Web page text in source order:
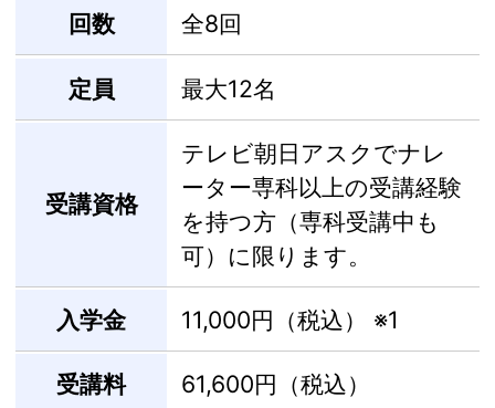
回数 全8回
定員 最大12名
受講資格
テレビ朝日アスクでナレ
ーター専科以上の受講経験
を持つ方（専科受講中も
可）に限ります。
入学金 11,000円（税込） ※1
受講料 61,600円（税込）